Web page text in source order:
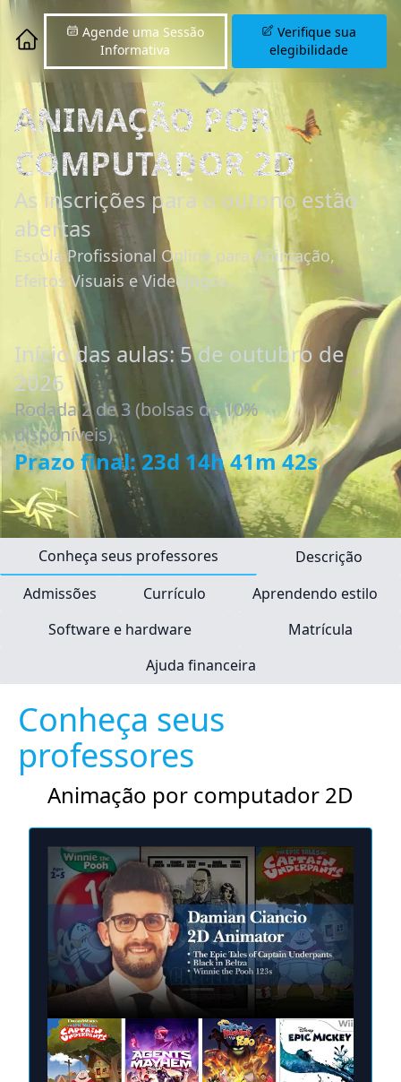
Agende uma Sessão
Informativa
Verifique sua
elegibilidade
ANIMAÇÃO POR
COMPUTADOR 2D
As inscrições para o outono estão
abertas
Escola Profissional Online para Animação,
Efeitos Visuais e Videojogos.
Início das aulas: 5 de outubro de
2026
Rodada 2 de 3 (bolsas de 10%
disponíveis).
Prazo final: 23d 14h 41m 41s
Conheça seus professores
Descrição
Admissões
Currículo
Aprendendo estilo
Software e hardware
Matrícula
Ajuda financeira
Conheça seus
professores
Animação por computador 2D